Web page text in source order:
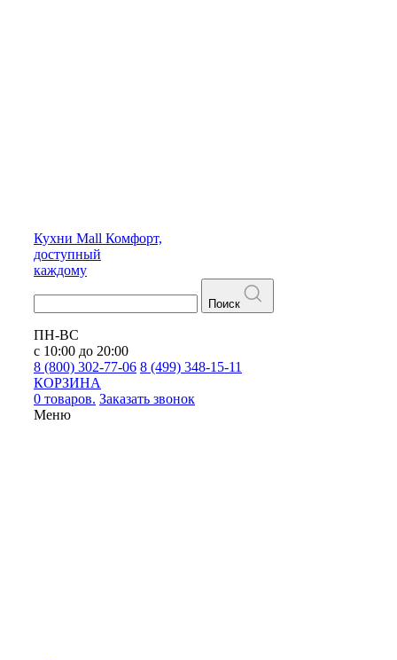
Кухни Mall Комфорт,
доступный
каждому
Поиск
ПН-ВС
с 10:00 до 20:00
8 (800) 302-77-06 8 (499) 348-15-11
КОРЗИНА
0 товаров. Заказать звонок
Меню